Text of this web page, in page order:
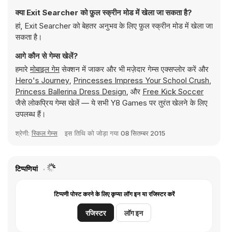
क्या Exit Searcher को फ़ुल स्क्रीन मोड में खेला जा सकता है?
हां, Exit Searcher को बेहतर अनुभव के लिए फ़ुल स्क्रीन मोड में खेला जा
सकता है।
आगे कौन से गेम्स खेलें?
हमारेमोबाइल गेमसेक्शन में जाकर और भी मज़ेदार गेम्स एक्सप्लोर करें और
Hero's Journey, Princesses Impress Your School Crush,
Princess Ballerina Dress Design, और Free Kick Soccer
जैसे लोकप्रिय गेम्स खेलें — ये सभी Y8 Games पर तुरंत खेलने के लिए
उपलब्ध हैं।
श्रेणी: स्किल गेम्स इस तिथि को जोड़ा गया 08 सितम्बर 2015
टिप्पणियां
टिप्पणी पोस्ट करने के लिए कृप्या लॉग इन या रजिस्टर करें
रजिस्टर लॉग इन